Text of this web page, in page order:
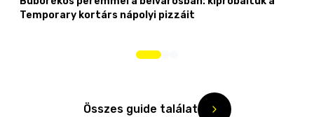
Temporary kortárs nápolyi pizzáit
Összes guide találat